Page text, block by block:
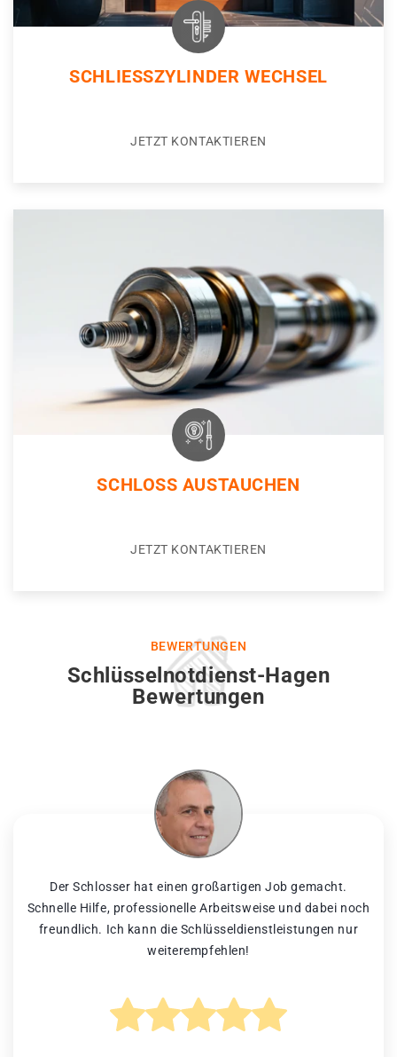
SCHLIESSZYLINDER WECHSEL
JETZT KONTAKTIEREN
SCHLOSS AUSTAUCHEN
JETZT KONTAKTIEREN
BEWERTUNGEN
Schlüsselnotdienst-Hagen
Bewertungen
Der Schlosser hat einen großartigen Job gemacht.
Schnelle Hilfe, professionelle Arbeitsweise und dabei noch
freundlich. Ich kann die Schlüsseldienstleistungen nur
weiterempfehlen!